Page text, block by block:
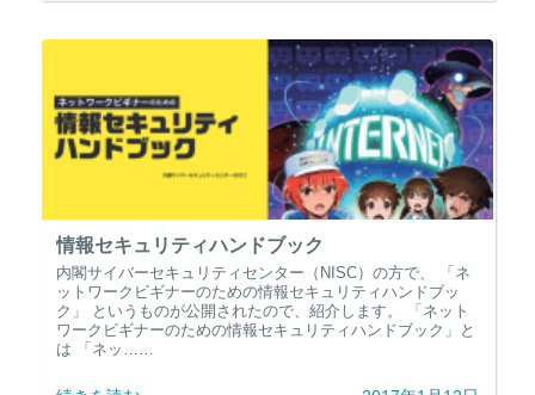
情報セキュリティハンドブック
内閣サイバーセキュリティセンター（NISC）の方で、 「ネ
ットワークビギナーのための情報セキュリティハンドブッ
ク」 というものが公開されたので、紹介します。 「ネット
ワークビギナーのための情報セキュリティハンドブック」と
は 「ネッ……